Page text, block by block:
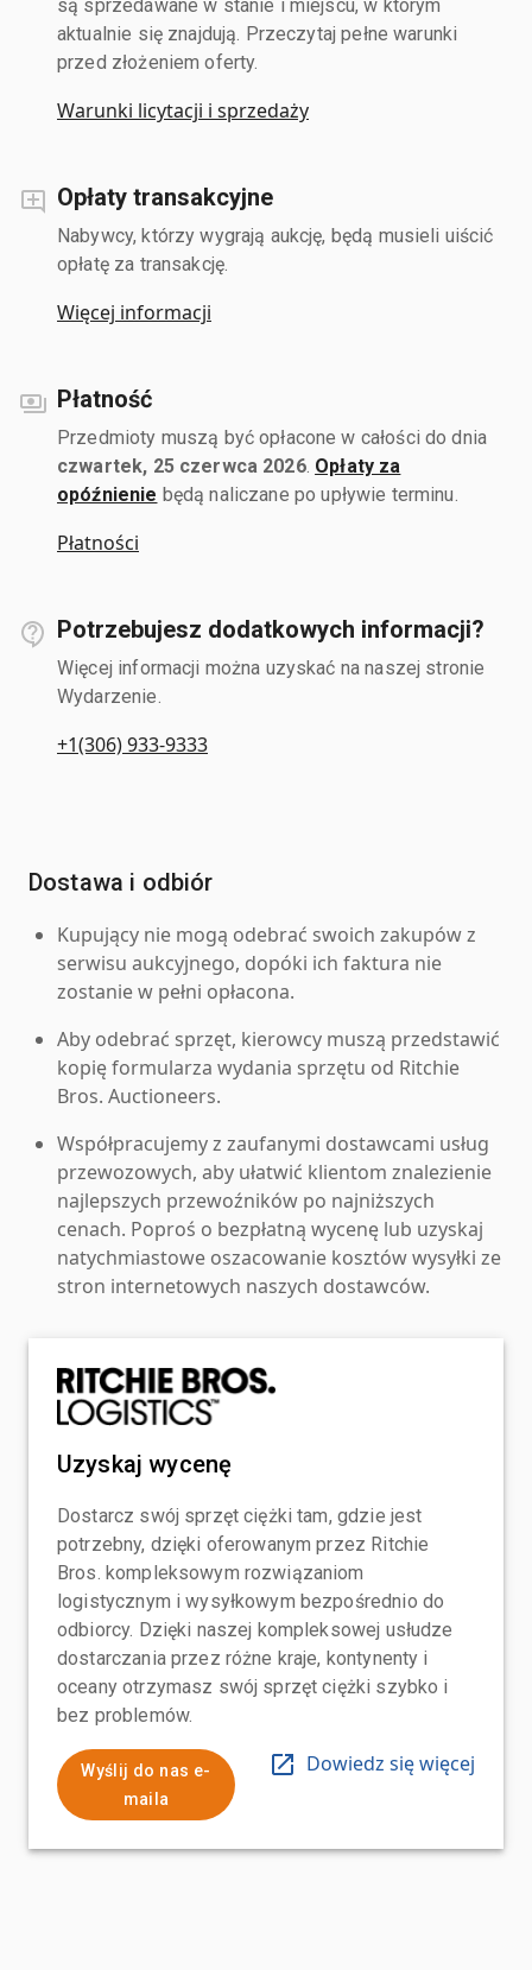
są sprzedawane w stanie i miejscu, w którym
aktualnie się znajdują. Przeczytaj pełne warunki
przed złożeniem oferty.
Warunki licytacji i sprzedaży
Opłaty transakcyjne
Nabywcy, którzy wygrają aukcję, będą musieli uiścić
opłatę za transakcję.
Więcej informacji
Płatność
Przedmioty muszą być opłacone w całości do dnia
czwartek, 25 czerwca 2026. Opłaty za
opóźnienie będą naliczane po upływie terminu.
Płatności
Potrzebujesz dodatkowych informacji?
Więcej informacji można uzyskać na naszej stronie
Wydarzenie.
+1(306) 933-9333
Dostawa i odbiór
Kupujący nie mogą odebrać swoich zakupów z
serwisu aukcyjnego, dopóki ich faktura nie
zostanie w pełni opłacona.
Aby odebrać sprzęt, kierowcy muszą przedstawić
kopię formularza wydania sprzętu od Ritchie
Bros. Auctioneers.
Współpracujemy z zaufanymi dostawcami usług
przewozowych, aby ułatwić klientom znalezienie
najlepszych przewoźników po najniższych
cenach. Poproś o bezpłatną wycenę lub uzyskaj
natychmiastowe oszacowanie kosztów wysyłki ze
stron internetowych naszych dostawców.
Uzyskaj wycenę
Dostarcz swój sprzęt ciężki tam, gdzie jest
potrzebny, dzięki oferowanym przez Ritchie
Bros. kompleksowym rozwiązaniom
logistycznym i wysyłkowym bezpośrednio do
odbiorcy. Dzięki naszej kompleksowej usłudze
dostarczania przez różne kraje, kontynenty i
oceany otrzymasz swój sprzęt ciężki szybko i
bez problemów.
Wyślij do nas e-
maila
Dowiedz się więcej